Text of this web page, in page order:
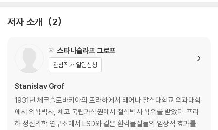
찾아보기
저자 소개 2
저 스타니슬라프 그로프
관심작가 알림신청
Stanislav Grof
1931년 체코슬로바키아의 프라하에서 태어나 찰스대학교 의과대학
에서 의학박사, 체코 국립과학원에서 철학박사 학위를 받았다. 프라
하 정신의학 연구소에서 LSD와 같은 환각물질들의 임상적 효과를